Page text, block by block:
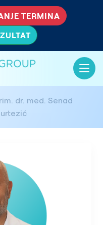
TERMINA
dr. med. Senad